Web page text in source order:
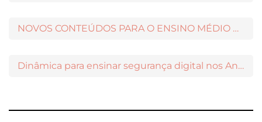
NOVOS CONTEÚDOS PARA O ENSINO MÉDIO DISPONÍVEIS NO MODERNAMIGOS
Dinâmica para ensinar segurança digital nos Anos Iniciais